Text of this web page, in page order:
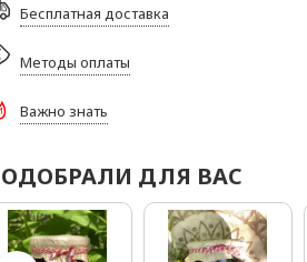
Бесплатная доставка
Методы оплаты
Важно знать
ДЛЯ ВАС